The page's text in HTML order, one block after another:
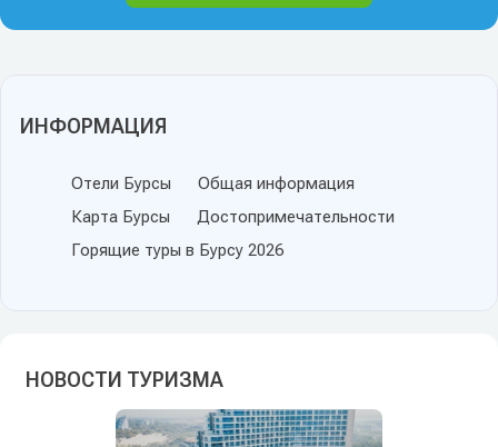
ИНФОРМАЦИЯ
Отели Бурсы
Общая информация
Карта Бурсы
Достопримечательности
Горящие туры в Бурсу 2026
НОВОСТИ ТУРИЗМА